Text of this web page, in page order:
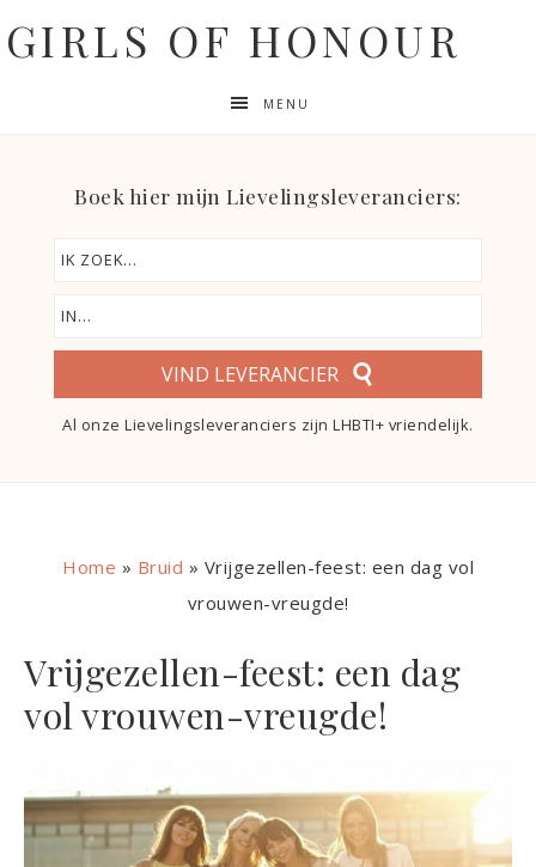
GIRLS OF HONOUR
MENU
Boek hier mijn Lievelingsleveranciers:
VIND LEVERANCIER
Al onze Lievelingsleveranciers zijn LHBTI+ vriendelijk.
Home » Bruid » Vrijgezellen-feest: een dag vol
vrouwen-vreugde!
Vrijgezellen-feest: een dag
vol vrouwen-vreugde!